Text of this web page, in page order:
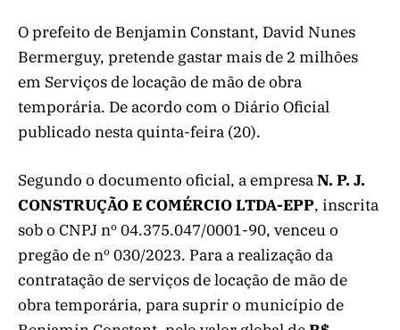
O prefeito de Benjamin Constant, David Nunes
Bermerguy, pretende gastar mais de 2 milhões
em Serviços de locação de mão de obra
temporária. De acordo com o Diário Oficial
publicado nesta quinta-feira (20).
Segundo o documento oficial, a empresaN. P. J.
CONSTRUÇÃO E COMÉRCIO LTDA-EPP, inscrita
sob o CNPJ nº 04.375.047/0001-90, venceu o
pregão de nº 030/2023. Para a realização da
contratação de serviços de locação de mão de
obra temporária, para suprir o município de